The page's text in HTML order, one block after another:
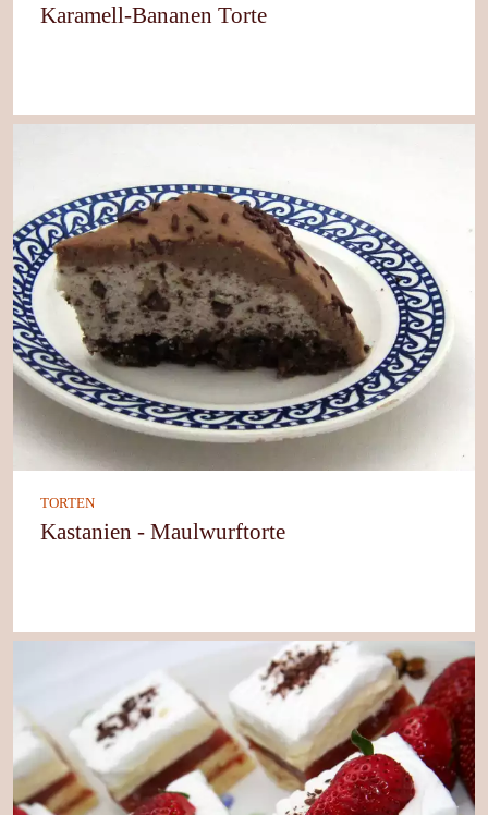
Karamell-Bananen Torte
TORTEN
Kastanien - Maulwurftorte